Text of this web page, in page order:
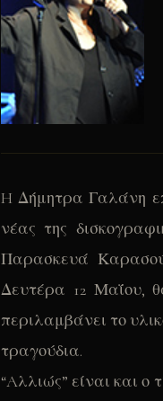
H Δήμητρα Γαλάνη
νέας της
Παρασκευά
Δευτέρα 12 Μαΐου,
περιλαμβάνει το
τραγούδια.
“Aλλιώς” είναι και ο